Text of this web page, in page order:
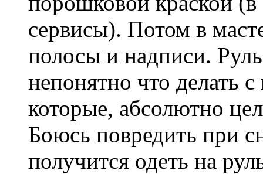
сервисы). Потом в
полосы и надписи.
непонятно что делать
которые, абсолютно
Боюсь повредить при
получится одеть на